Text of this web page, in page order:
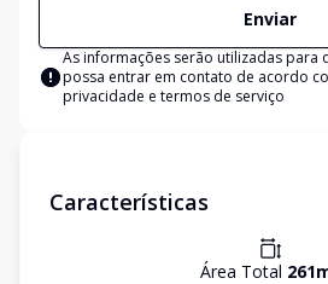
Enviar
As informações serão utilizadas para
possa entrar em contato de acordo
privacidade e termos de serviço
Características
Área Total 261